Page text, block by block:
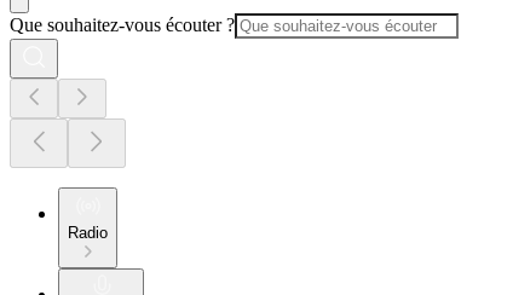
Que souhaitez-vous écouter ?
Radio